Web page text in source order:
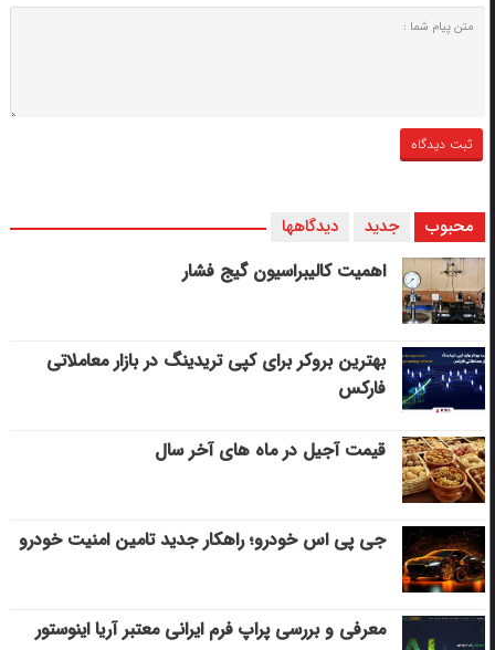
محبوب جدید دیدگاهها
اهمیت کالیبراسیون گیج فشار
بهترین بروکر برای کپی‌ تریدینگ در بازار معاملاتی
فارکس
قیمت آجیل در ماه های آخر سال
جی پی اس خودرو؛ راهکار جدید تامین امنیت خودرو
معرفی و بررسی پراپ فرم ایرانی معتبر آریا اینوستور